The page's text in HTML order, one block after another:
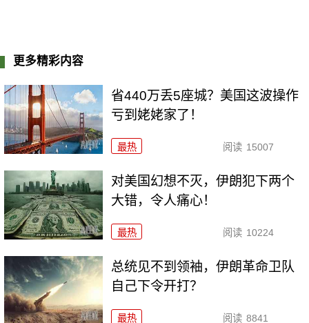
更多精彩内容
省440万丢5座城？美国这波操作
亏到姥姥家了！
最热 阅读 15007
对美国幻想不灭，伊朗犯下两个
大错，令人痛心！
最热 阅读 10224
总统见不到领袖，伊朗革命卫队
自己下令开打？
最热 阅读 8841